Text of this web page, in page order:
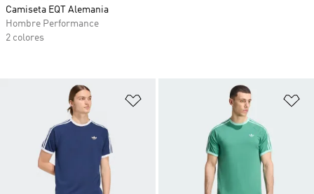
Añadir a la lista de deseos
Camiseta EQT Alemania
Hombre Performance
2 colores